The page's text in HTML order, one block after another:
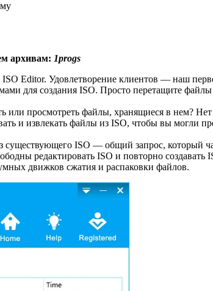
архивам: 1progs
Editor. Удовлетворение клиентов — наш
для создания ISO. Просто перетащите
просмотреть файлы, хранящиеся в нем?
и извлекать файлы из ISO, чтобы вы могли
ISO — общий запрос, который
редактировать ISO и повторно создавать
движков сжатия и распаковки файлов.